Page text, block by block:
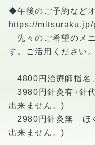
◆午後のご予約な
https://
先々のご希望のメ
す。ご活用ください。
4800円治療師指名
3980円針灸有+針
出来ません。)
2980円針灸無 ほ
出来ません。)